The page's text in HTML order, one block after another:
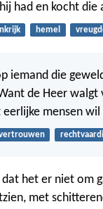
had en kocht die
hemel
iemand die
de Heer walgt
mensen wil
het er niet om
met